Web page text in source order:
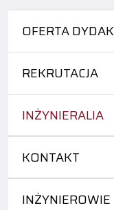
OFERTA
REKRUTACJA
INŻYNIERALIA
KONTAKT